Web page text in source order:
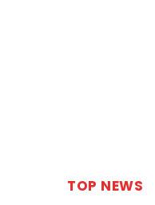
TOP NEWS